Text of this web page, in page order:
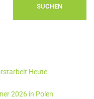
Heute
2026 in Polen